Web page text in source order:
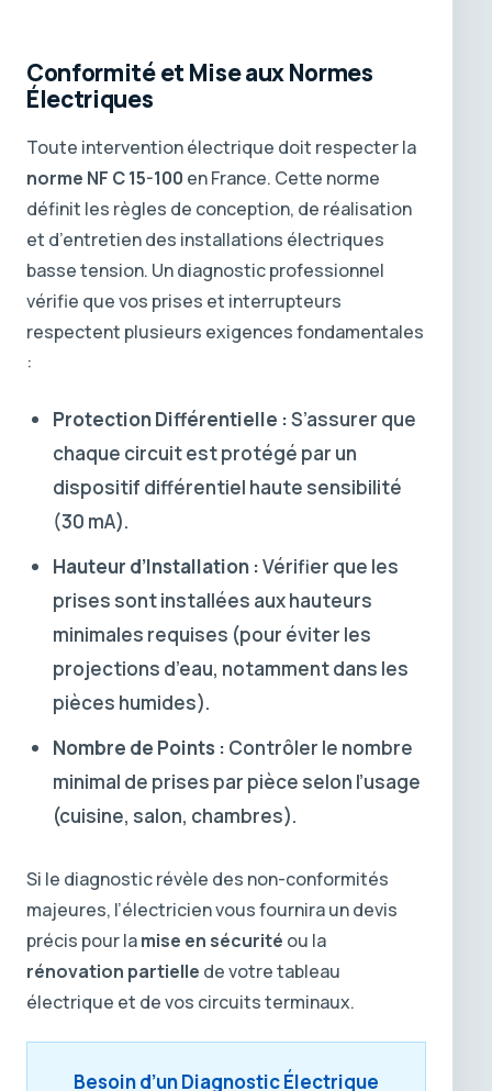
Conformité et Mise aux Normes
Électriques
Toute intervention électrique doit respecter la
norme NF C 15-100 en France. Cette norme
définit les règles de conception, de réalisation
et d’entretien des installations électriques
basse tension. Un diagnostic professionnel
vérifie que vos prises et interrupteurs
respectent plusieurs exigences fondamentales
:
Protection Différentielle :S’assurer que
chaque circuit est protégé par un
dispositif différentiel haute sensibilité
(30 mA).
Hauteur d’Installation :Vérifier que les
prises sont installées aux hauteurs
minimales requises (pour éviter les
projections d’eau, notamment dans les
pièces humides).
Nombre de Points : Contrôler le nombre
minimal de prises par pièce selon l’usage
(cuisine, salon, chambres).
Si le diagnostic révèle des non-conformités
majeures, l’électricien vous fournira un devis
précis pour lamise en sécurité ou la
rénovation partielle de votre tableau
électrique et de vos circuits terminaux.
Besoin d’un Diagnostic Électrique